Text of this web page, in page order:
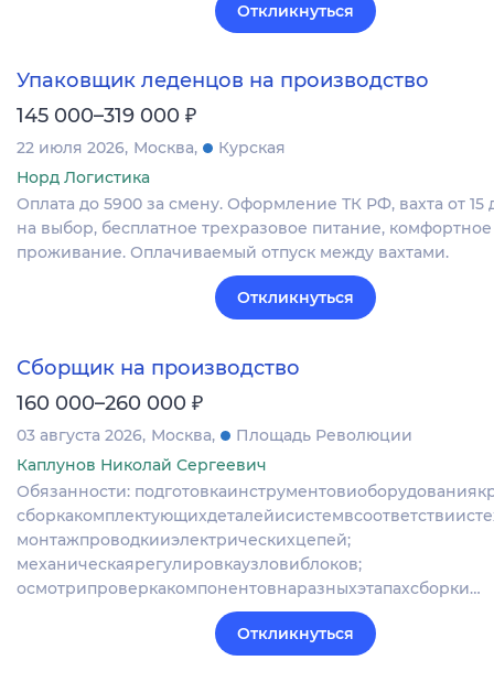
Откликнуться
Упаковщик леденцов на производство
145 000–319 000 ₽
22 июля 2026 Москва
Курская
Норд Логистика
Оплата до 5900 за смену. Оформление ТК РФ, вахта от 15
на выбор, бесплатное трехразовое питание, комфортное
проживание. Оплачиваемый отпуск между вахтами.
Откликнуться
Сборщик на производство
160 000–260 000 ₽
03 августа 2026 Москва
Площадь Революции
Каплунов Николай Сергеевич
Обязанности:
монтажпроводкииэлектрическихцепей;
механическаярегулировкаузловиблоков;
осмотрипроверкакомпонентовнаразныхэтапахсборки…
Откликнуться